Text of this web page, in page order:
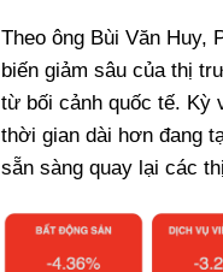
Theo ông Bùi Văn Huy,
biến giảm sâu của thị
từ bối cảnh quốc tế. Kỳ
thời gian dài hơn đang
sẵn sàng quay lại các